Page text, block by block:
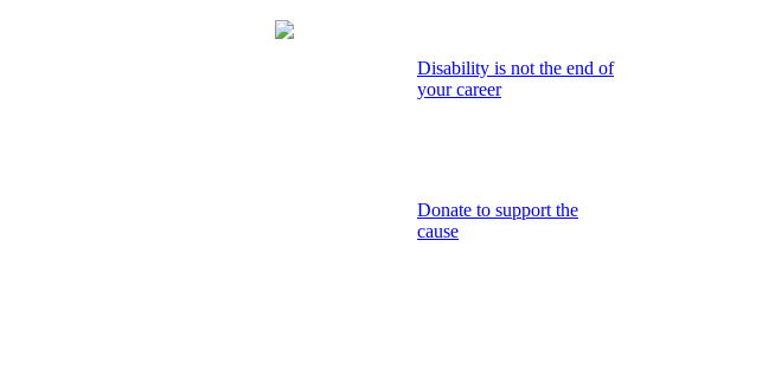
Disability is not the end of
your career
Donate to support the
cause